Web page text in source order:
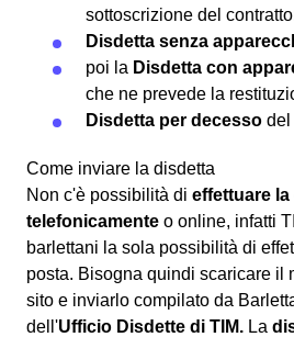
sottoscrizione del
Disdetta senza
poi la Disdetta con
che ne prevede la
Disdetta per decesso del
Come inviare la disdetta
Non c'è possibilità di effettuare
telefonicamente o online, infatti
barlettani la sola possibilità di
posta. Bisogna quindi scaricare il
sito e inviarlo compilato da
dell'Ufficio Disdette di TIM. La